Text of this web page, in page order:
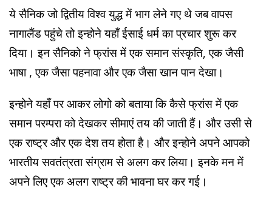
ये सैनिक जो द्वितीय विश्व युद्ध में भाग लेने गए थे जब वापस
नागालैंड पहुंचे तो इन्होने यहाँ ईसाई धर्म का प्रचार शुरू कर
दिया। इन सैनिको ने फ्रांस में एक समान संस्कृति, एक जैसी
भाषा , एक जैसा पहनावा और एक जैसा खान पान देखा।
इन्होने यहाँ पर आकर लोगो को बताया कि कैसे फ्रांस में एक
समान परम्परा को देखकर सीमाएं तय की जाती हैं। और उसी से
एक राष्ट्र और एक देश तय होता है। और इन्होने अपने आपको
भारतीय सवतंत्रता संग्राम से अलग कर लिया। इनके मन में
अपने लिए एक अलग राष्ट्र की भावना घर कर गई।